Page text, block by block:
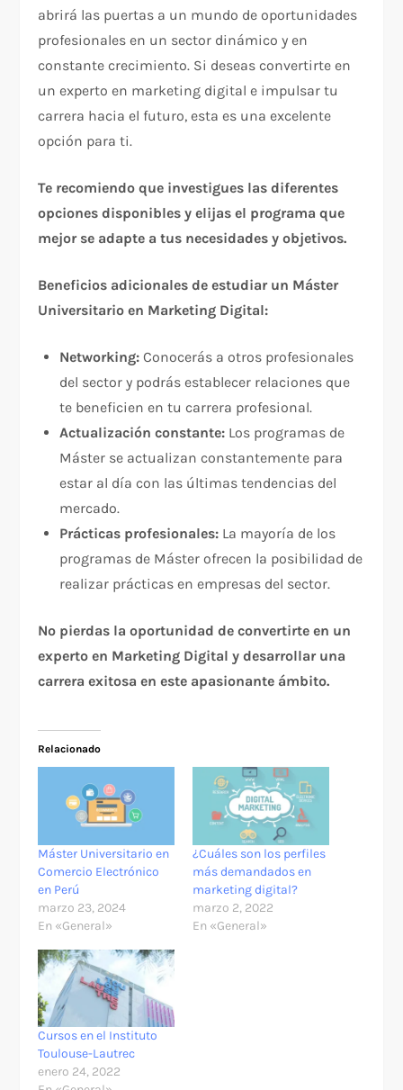
abrirá las puertas a un mundo de oportunidades
profesionales en un sector dinámico y en
constante crecimiento. Si deseas convertirte en
un experto en marketing digital e impulsar tu
carrera hacia el futuro, esta es una excelente
opción para ti.
Te recomiendo que investigues las diferentes
opciones disponibles y elijas el programa que
mejor se adapte a tus necesidades y objetivos.
Beneficios adicionales de estudiar un Máster
Universitario en Marketing Digital:
Networking: Conocerás a otros profesionales
del sector y podrás establecer relaciones que
te beneficien en tu carrera profesional.
Actualización constante: Los programas de
Máster se actualizan constantemente para
estar al día con las últimas tendencias del
mercado.
Prácticas profesionales: La mayoría de los
programas de Máster ofrecen la posibilidad de
realizar prácticas en empresas del sector.
No pierdas la oportunidad de convertirte en un
experto en Marketing Digital y desarrollar una
carrera exitosa en este apasionante ámbito.
Relacionado
Máster Universitario en
Comercio Electrónico
en Perú
marzo 23, 2024
En «General»
¿Cuáles son los perfiles
más demandados en
marketing digital?
marzo 2, 2022
En «General»
Cursos en el Instituto
Toulouse-Lautrec
enero 24, 2022